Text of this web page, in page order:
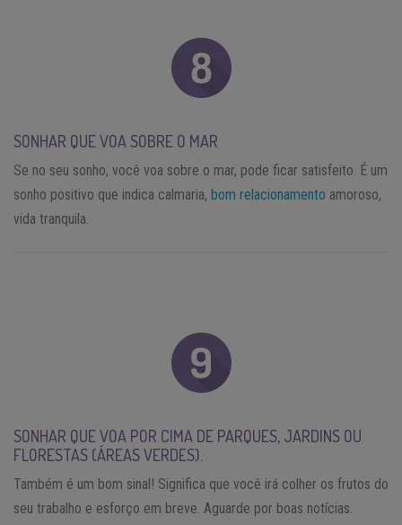
SONHAR QUE VOA SOBRE O MAR
Se no seu sonho, você voa sobre o mar, pode ficar satisfeito. É um
sonho positivo que indica calmaria, bom relacionamento amoroso,
vida tranquila.
SONHAR QUE VOA POR CIMA DE PARQUES, JARDINS OU
FLORESTAS (ÁREAS VERDES).
Também é um bom sinal! Significa que você irá colher os frutos do
seu trabalho e esforço em breve. Aguarde por boas notícias.